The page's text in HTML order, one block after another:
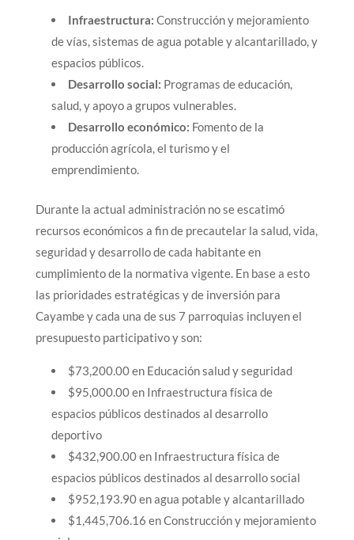
Infraestructura: Construcción y mejoramiento
de vías, sistemas de agua potable y alcantarillado, y
espacios públicos.
Desarrollo social: Programas de educación,
salud, y apoyo a grupos vulnerables.
Desarrollo económico: Fomento de la
producción agrícola, el turismo y el
emprendimiento.
Durante la actual administración no se escatimó
recursos económicos a fin de precautelar la salud, vida,
seguridad y desarrollo de cada habitante en
cumplimiento de la normativa vigente. En base a esto
las prioridades estratégicas y de inversión para
Cayambe y cada una de sus 7 parroquias incluyen el
presupuesto participativo y son:
$73,200.00 en Educación salud y seguridad
$95,000.00 en Infraestructura física de
espacios públicos destinados al desarrollo
deportivo
$432,900.00 en Infraestructura física de
espacios públicos destinados al desarrollo social
$952,193.90 en agua potable y alcantarillado
$1,445,706.16 en Construcción y mejoramiento